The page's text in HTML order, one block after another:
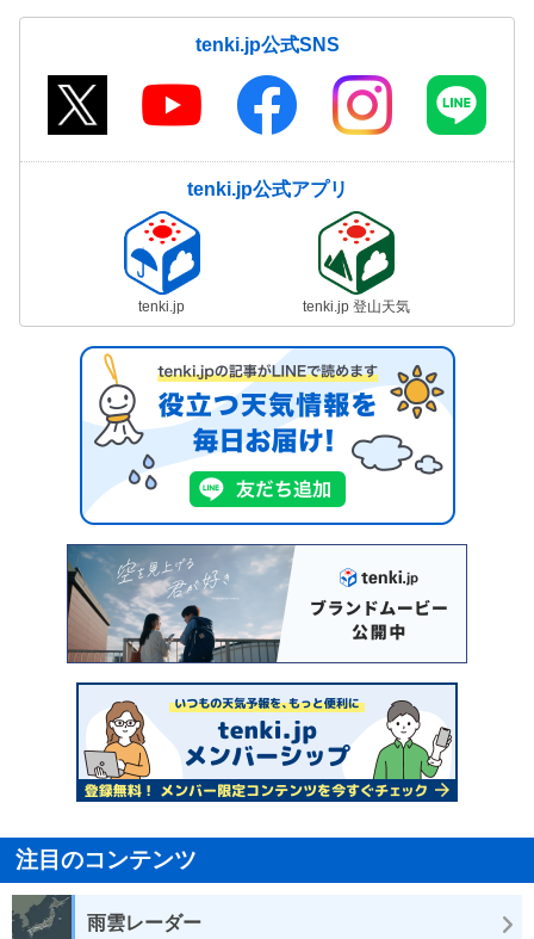
tenki.jp公式SNS
tenki.jp公式アプリ
tenki.jp tenki.jp 登山天気
注目のコンテンツ
雨雲レーダー